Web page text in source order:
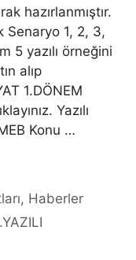
hazırlanmıştır.
Senaryo 1, 2, 3,
5 yazılı örneğini
alıp
1.DÖNEM
Yazılı
Konu …
, Haberler